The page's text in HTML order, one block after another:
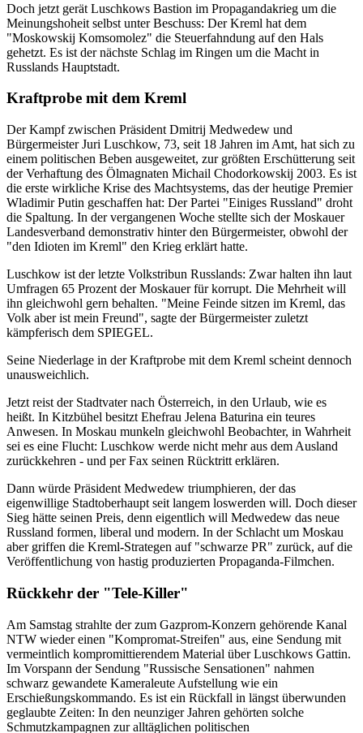
Doch jetzt gerät Luschkows Bastion im Propagandakrieg um die
Meinungshoheit selbst unter Beschuss: Der Kreml hat dem
"Moskowskij Komsomolez" die Steuerfahndung auf den Hals
gehetzt. Es ist der nächste Schlag im Ringen um die Macht in
Russlands Hauptstadt.
Kraftprobe mit dem Kreml
Der Kampf zwischen Präsident Dmitrij Medwedew und
Bürgermeister Juri Luschkow, 73, seit 18 Jahren im Amt, hat sich zu
einem politischen Beben ausgeweitet, zur größten Erschütterung seit
der Verhaftung des Ölmagnaten Michail Chodorkowskij 2003. Es ist
die erste wirkliche Krise des Machtsystems, das der heutige Premier
Wladimir Putin geschaffen hat: Der Partei "Einiges Russland" droht
die Spaltung. In der vergangenen Woche stellte sich der Moskauer
Landesverband demonstrativ hinter den Bürgermeister, obwohl der
"den Idioten im Kreml" den Krieg erklärt hatte.
Luschkow ist der letzte Volkstribun Russlands: Zwar halten ihn laut
Umfragen 65 Prozent der Moskauer für korrupt. Die Mehrheit will
ihn gleichwohl gern behalten. "Meine Feinde sitzen im Kreml, das
Volk aber ist mein Freund", sagte der Bürgermeister zuletzt
kämpferisch dem SPIEGEL.
Seine Niederlage in der Kraftprobe mit dem Kreml scheint dennoch
unausweichlich.
Jetzt reist der Stadtvater nach Österreich, in den Urlaub, wie es
heißt. In Kitzbühel besitzt Ehefrau Jelena Baturina ein teures
Anwesen. In Moskau munkeln gleichwohl Beobachter, in Wahrheit
sei es eine Flucht: Luschkow werde nicht mehr aus dem Ausland
zurückkehren - und per Fax seinen Rücktritt erklären.
Dann würde Präsident Medwedew triumphieren, der das
eigenwillige Stadtoberhaupt seit langem loswerden will. Doch dieser
Sieg hätte seinen Preis, denn eigentlich will Medwedew das neue
Russland formen, liberal und modern. In der Schlacht um Moskau
aber griffen die Kreml-Strategen auf "schwarze PR" zurück, auf die
Veröffentlichung von hastig produzierten Propaganda-Filmchen.
Rückkehr der "Tele-Killer"
Am Samstag strahlte der zum Gazprom-Konzern gehörende Kanal
NTW wieder einen "Kompromat-Streifen" aus, eine Sendung mit
vermeintlich kompromittierendem Material über Luschkows Gattin.
Im Vorspann der Sendung "Russische Sensationen" nahmen
schwarz gewandete Kameraleute Aufstellung wie ein
Erschießungskommando. Es ist ein Rückfall in längst überwunden
geglaubte Zeiten: In den neunziger Jahren gehörten solche
Schmutzkampagnen zur alltäglichen politischen